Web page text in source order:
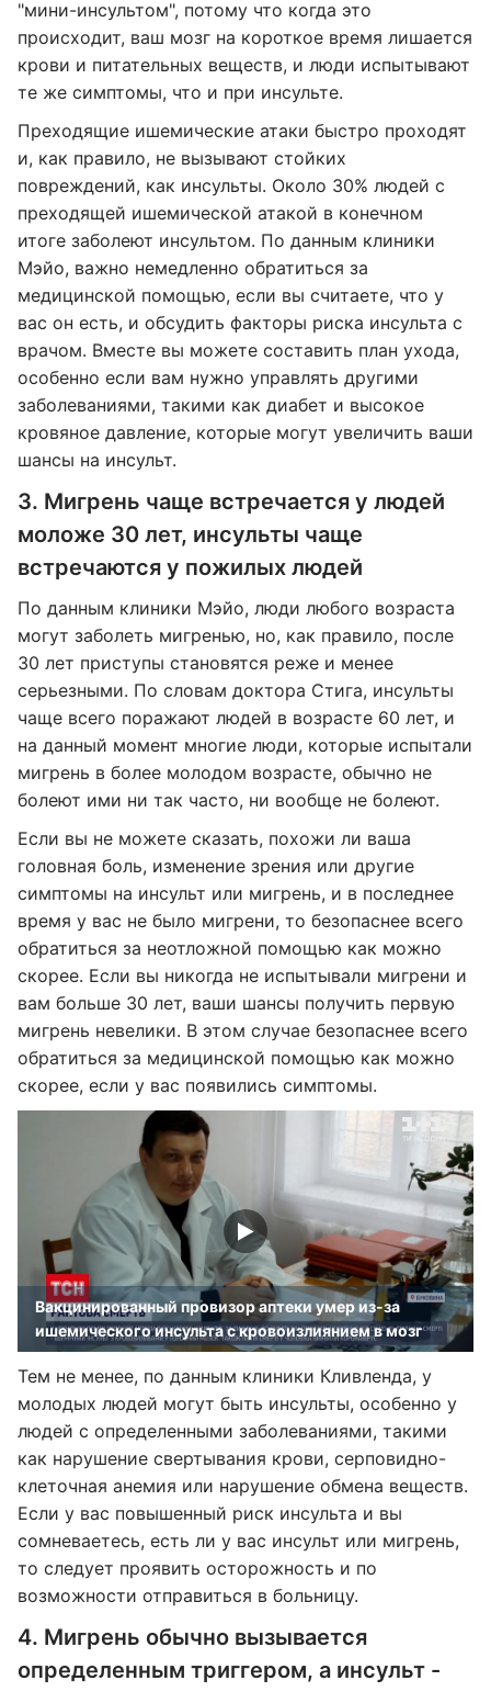
"мини-инсультом", потому что когда это
происходит, ваш мозг на короткое время лишается
крови и питательных веществ, и люди испытывают
те же симптомы, что и при инсульте.
Преходящие ишемические атаки быстро проходят
и, как правило, не вызывают стойких
повреждений, как инсульты. Около 30% людей с
преходящей ишемической атакой в ​​конечном
итоге заболеют инсультом. По данным клиники
Мэйо, важно немедленно обратиться за
медицинской помощью, если вы считаете, что у
вас он есть, и обсудить факторы риска инсульта с
врачом. Вместе вы можете составить план ухода,
особенно если вам нужно управлять другими
заболеваниями, такими как диабет и высокое
кровяное давление, которые могут увеличить ваши
шансы на инсульт.
3. Мигрень чаще встречается у людей
моложе 30 лет, инсульты чаще
встречаются у пожилых людей
По данным клиники Мэйо, люди любого возраста
могут заболеть мигренью, но, как правило, после
30 лет приступы становятся реже и менее
серьезными. По словам доктора Стига, инсульты
чаще всего поражают людей в возрасте 60 лет, и
на данный момент многие люди, которые испытали
мигрень в более молодом возрасте, обычно не
болеют ими ни так часто, ни вообще не болеют.
Если вы не можете сказать, похожи ли ваша
головная боль, изменение зрения или другие
симптомы на инсульт или мигрень, и в последнее
время у вас не было мигрени, то безопаснее всего
обратиться за неотложной помощью как можно
скорее. Если вы никогда не испытывали мигрени и
вам больше 30 лет, ваши шансы получить первую
мигрень невелики. В этом случае безопаснее всего
обратиться за медицинской помощью как можно
скорее, если у вас появились симптомы.
Вакцинированный провизор аптеки умер из-за
ишемического инсульта с кровоизлиянием в мозг
Тем не менее, по данным клиники Кливленда, у
молодых людей могут быть инсульты, особенно у
людей с определенными заболеваниями, такими
как нарушение свертывания крови, серповидно-
клеточная анемия или нарушение обмена веществ.
Если у вас повышенный риск инсульта и вы
сомневаетесь, есть ли у вас инсульт или мигрень,
то следует проявить осторожность и по
возможности отправиться в больницу.
4. Мигрень обычно вызывается
определенным триггером, а инсульт -